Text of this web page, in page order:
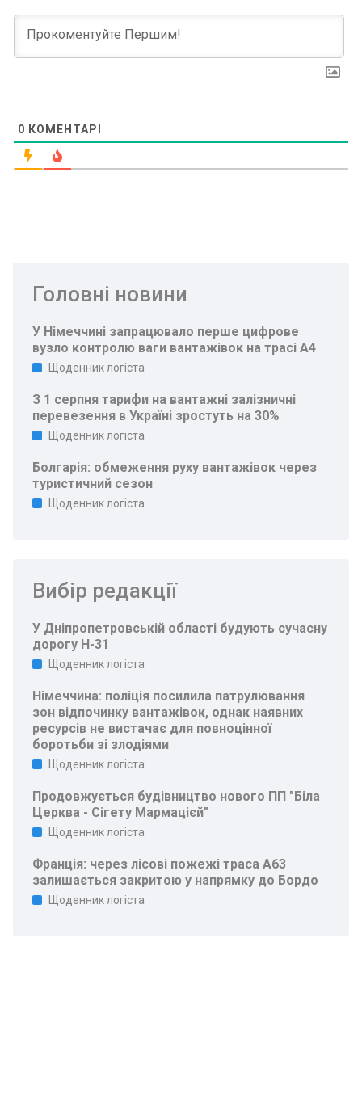
0 КОМЕНТАРІ
Головні новини
У Німеччині запрацювало перше цифрове
вузло контролю ваги вантажівок на трасі A4
Щоденник логіста
З 1 серпня тарифи на вантажні залізничні
перевезення в Україні зростуть на 30%
Щоденник логіста
Болгарія: обмеження руху вантажівок через
туристичний сезон
Щоденник логіста
Вибір редакції
У Дніпропетровській області будують сучасну
дорогу Н-31
Щоденник логіста
Німеччина: поліція посилила патрулювання
зон відпочинку вантажівок, однак наявних
ресурсів не вистачає для повноцінної
боротьби зі злодіями
Щоденник логіста
Продовжується будівництво нового ПП "Біла
Церква - Сігету Мармацієй"
Щоденник логіста
Франція: через лісові пожежі траса A63
залишається закритою у напрямку до Бордо
Щоденник логіста